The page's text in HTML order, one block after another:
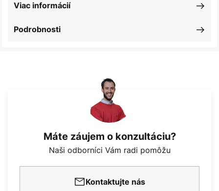
Podrobnosti
Viac informácií
Máte záujem o konzultáciu?
Naši odborníci Vám radi pomôžu
Kontaktujte nás